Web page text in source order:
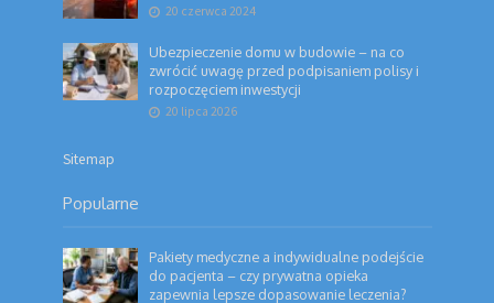
20 czerwca 2024
Ubezpieczenie domu w budowie – na co
zwrócić uwagę przed podpisaniem polisy i
rozpoczęciem inwestycji
20 lipca 2026
Sitemap
Popularne
Pakiety medyczne a indywidualne podejście
do pacjenta – czy prywatna opieka
zapewnia lepsze dopasowanie leczenia?